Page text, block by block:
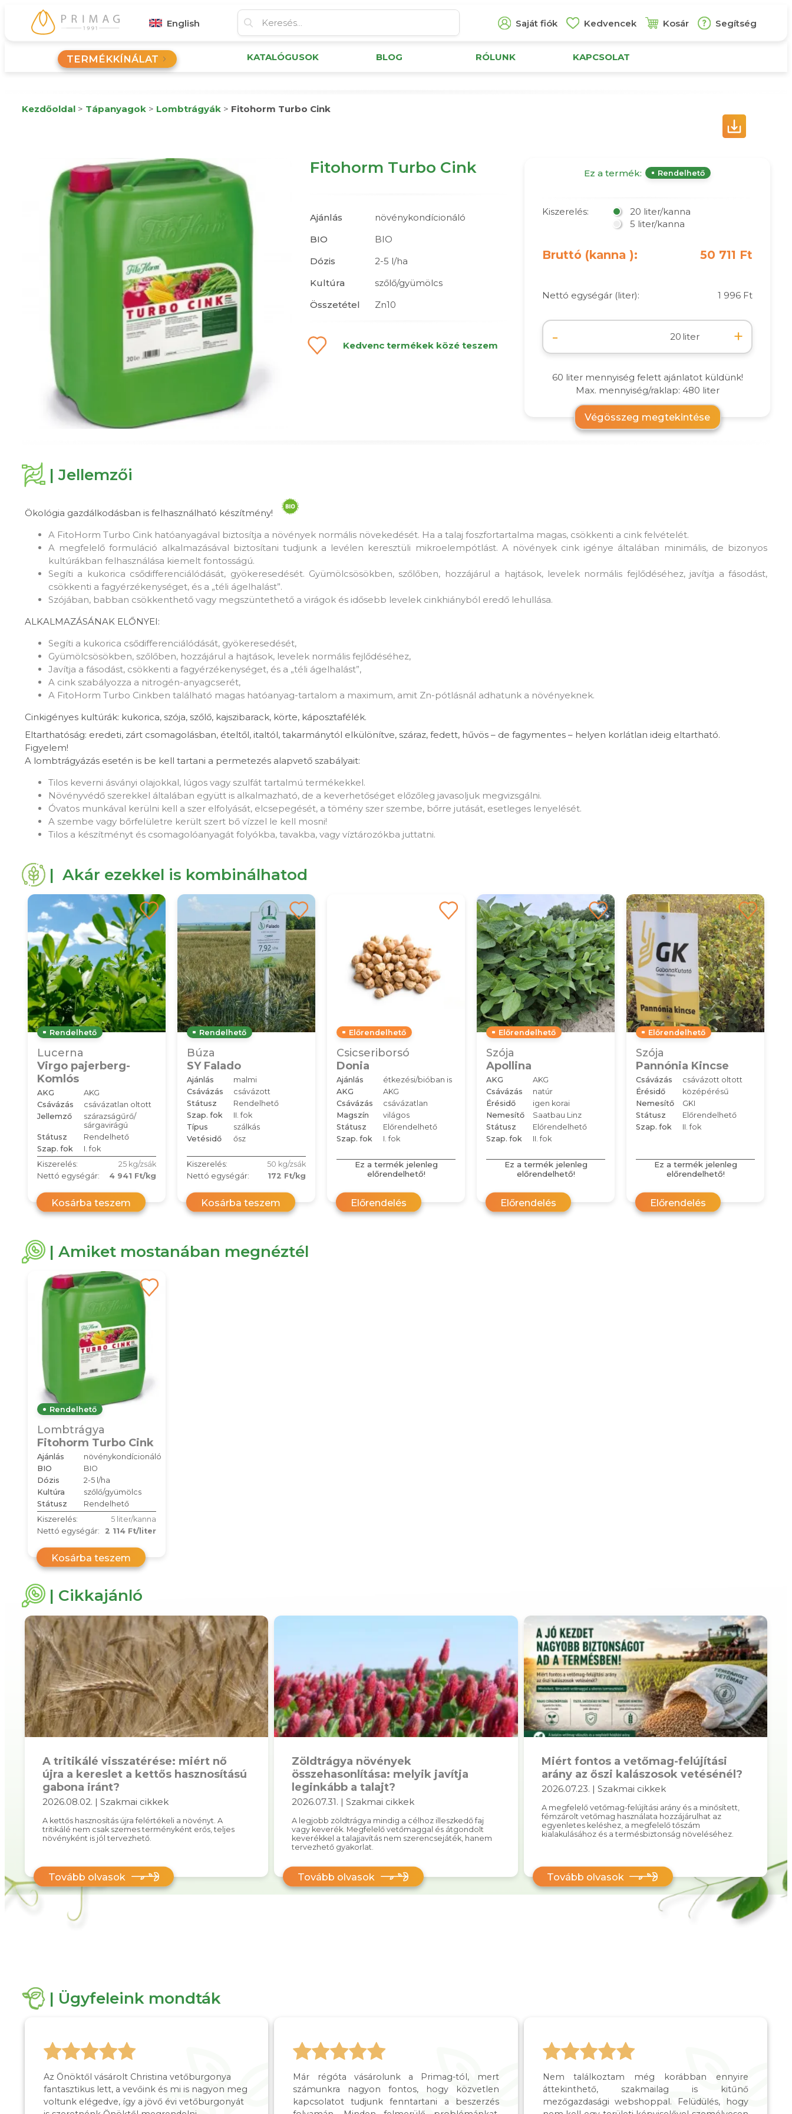
English Saját fiók Kedvencek Kosár Segítség
TERMÉKKÍNÁLAT KATALÓGUSOK BLOG RÓLUNK KAPCSOLAT
Kezdőoldal > Tápanyagok > Lombtrágyák > Fitohorm Turbo Cink
Fitohorm Turbo Cink
Ajánlás
növénykondícionáló
BIO
BIO
Dózis
2-5 l/ha
Kultúra
szőlő/gyümölcs
Összetétel
Zn10
Kedvenc termékek közé teszem
Ez a termék: Rendelhető
Kiszerelés:
20 liter/kanna
5 liter/kanna
Bruttó (kanna ): 50 711 Ft
Nettó egységár (liter): 1 996 Ft
- liter +
60 liter mennyiség felett ajánlatot küldünk!
Max. mennyiség/raklap: 480 liter
Végösszeg megtekintése
| Jellemzői
Ökológia gazdálkodásban is felhasználható készítmény!
A FitoHorm Turbo Cink hatóanyagával biztosítja a növények normális növekedését. Ha a talaj foszfortartalma magas, csökkenti a cink felvételét.
A megfelelő formuláció alkalmazásával biztosítani tudjunk a levélen keresztüli mikroelempótlást. A növények cink igénye általában minimális, de bizonyos
kultúrákban felhasználása kiemelt fontosságú.
Segíti a kukorica csődifferenciálódását, gyökeresedését. Gyümölcsösökben, szőlőben, hozzájárul a hajtások, levelek normális fejlődéséhez, javítja a fásodást,
csökkenti a fagyérzékenységet, és a „téli ágelhalást”.
Szójában, babban csökkenthető vagy megszüntethető a virágok és idősebb levelek cinkhiányból eredő lehullása.
ALKALMAZÁSÁNAK ELŐNYEI:
Segíti a kukorica csődifferenciálódását, gyökeresedését,
Gyümölcsösökben, szőlőben, hozzájárul a hajtások, levelek normális fejlődéséhez,
Javítja a fásodást, csökkenti a fagyérzékenységet, és a „téli ágelhalást”,
A cink szabályozza a nitrogén-anyagcserét,
A FitoHorm Turbo Cinkben található magas hatóanyag-tartalom a maximum, amit Zn-pótlásnál adhatunk a növényeknek.
Cinkigényes kultúrák: kukorica, szója, szőlő, kajszibarack, körte, káposztafélék.
Eltarthatóság: eredeti, zárt csomagolásban, ételtől, italtól, takarmánytól elkülönítve, száraz, fedett, hűvös – de fagymentes – helyen korlátlan ideig eltartható.
Figyelem!
A lombtrágyázás esetén is be kell tartani a permetezés alapvető szabályait:
Tilos keverni ásványi olajokkal, lúgos vagy szulfát tartalmú termékekkel.
Növényvédő szerekkel általában együtt is alkalmazható, de a keverhetőséget előzőleg javasoljuk megvizsgálni.
Óvatos munkával kerülni kell a szer elfolyását, elcsepegését, a tömény szer szembe, bőrre jutását, esetleges lenyelését.
A szembe vagy bőrfelületre került szert bő vízzel le kell mosni!
Tilos a készítményt és csomagolóanyagát folyókba, tavakba, vagy víztározókba juttatni.
| Akár ezekkel is kombinálhatod
Rendelhető
Lucerna
Virgo pajerberg-
Komlós
AKG
AKG
Csávázás
csávázatlan oltott
Jellemző
szárazságűrő/
sárgavirágú
Státusz
Rendelhető
Szap. fok
I. fok
Kiszerelés:
25 kg/zsák
Nettó egységár:
4 941 Ft/kg
Kosárba teszem
Rendelhető
Búza
SY Falado
Ajánlás
malmi
Csávázás
csávázott
Státusz
Rendelhető
Szap. fok
II. fok
Típus
szálkás
Vetésidő
ősz
Kiszerelés:
50 kg/zsák
Nettó egységár:
172 Ft/kg
Kosárba teszem
Előrendelhető
Csicseriborsó
Donia
Ajánlás
étkezési/bióban is
AKG
AKG
Csávázás
csávázatlan
Magszín
világos
Státusz
Előrendelhető
Szap. fok
I. fok
Ez a termék jelenleg
előrendelhető!
Előrendelés
Előrendelhető
Szója
Apollina
AKG
AKG
Csávázás
natúr
Érésidő
igen korai
Nemesítő
Saatbau Linz
Státusz
Előrendelhető
Szap. fok
II. fok
Ez a termék jelenleg
előrendelhető!
Előrendelés
Előrendelhető
Szója
Pannónia Kincse
Csávázás
csávázott oltott
Érésidő
középérésű
Nemesítő
GKI
Státusz
Előrendelhető
Szap. fok
II. fok
Ez a termék jelenleg
előrendelhető!
Előrendelés
| Amiket mostanában megnéztél
Rendelhető
Lombtrágya
Fitohorm Turbo Cink
Ajánlás
növénykondícionáló
BIO
BIO
Dózis
2-5 l/ha
Kultúra
szőlő/gyümölcs
Státusz
Rendelhető
Kiszerelés:
5 liter/kanna
Nettó egységár:
2 114 Ft/liter
Kosárba teszem
| Cikkajánló
A tritikálé visszatérése: miért nő
újra a kereslet a kettős hasznosítású
gabona iránt?
2026.08.02. | Szakmai cikkek
A kettős hasznosítás újra felértékeli a növényt. A
tritikálé nem csak szemes terményként erős, teljes
növényként is jól tervezhető.
Tovább olvasok
Zöldtrágya növények
összehasonlítása: melyik javítja
leginkább a talajt?
2026.07.31. | Szakmai cikkek
A legjobb zöldtrágya mindig a célhoz illeszkedő faj
vagy keverék. Megfelelő vetőmaggal és átgondolt
keverékkel a talajjavítás nem szerencsejáték, hanem
tervezhető gyakorlat.
Tovább olvasok
Miért fontos a vetőmag-felújítási
arány az őszi kalászosok vetésénél?
2026.07.23. | Szakmai cikkek
A megfelelő vetőmag-felújítási arány és a minősített,
fémzárolt vetőmag használata hozzájárulhat az
egyenletes keléshez, a megfelelő tőszám
kialakulásához és a termésbiztonság növeléséhez.
Tovább olvasok
| Ügyfeleink mondták
Az Önöktől vásárolt Christina vetőburgonya
fantasztikus lett, a vevőink és mi is nagyon meg
voltunk elégedve, így a jövő évi vetőburgonyát
Már régóta vásárolunk a Primag-tól, mert
számunkra nagyon fontos, hogy közvetlen
kapcsolatot tudjunk fenntartani a beszerzés
Nem találkoztam még korábban ennyire
áttekinthető, szakmailag is kitűnő
mezőgazdasági webshoppal. Felüdülés, hogy